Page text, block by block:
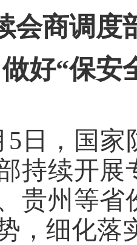
会商调度
好“保安
5 日，国
持续开展
贵州等省
，细化落